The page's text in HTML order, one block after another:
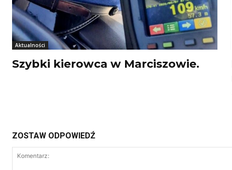
Aktualności
Szybki kierowca w Marciszowie.
ZOSTAW ODPOWIEDŹ